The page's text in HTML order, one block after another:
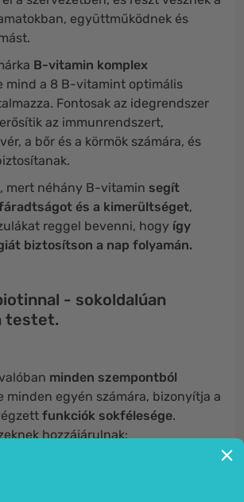
együttműködnek és
B-vitamin komplex
mind a 8 B-vitamint optimális
Fontosak az idegrendszer
az immunrendszert,
a bőr és a körmök számára, és
mert néhány B-vitamin segít
és a kimerültséget,
reggel bevenni, hogy így
biztosítson a nap folyamán.
- sokoldalúan
testet.
minden szempontból
minden egyén számára, bizonyítja a
funkciók sokfélesége.
hozzájárulnak: